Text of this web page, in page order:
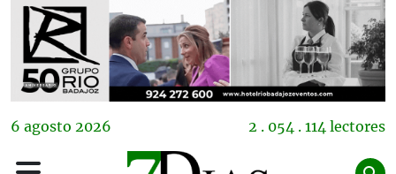
6 agosto 2026 2 . 054 . 114 lectores